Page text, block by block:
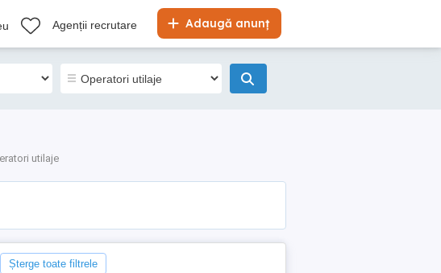
Adaugă anunț
Agenții recrutare
utilaje
Șterge toate filtrele